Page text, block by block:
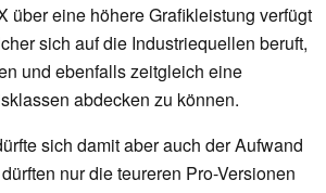
über eine höhere Grafikleistung verfügt
sich auf die Industriequellen beruft,
und ebenfalls zeitgleich eine
abdecken zu können.
sich damit aber auch der Aufwand
nur die teureren Pro-Versionen